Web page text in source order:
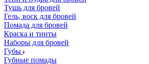
Тушь для бровей
Гель, воск для бровей
Помада для бровей
Краска и тинты
Наборы для бровей
Губы
Губные помады